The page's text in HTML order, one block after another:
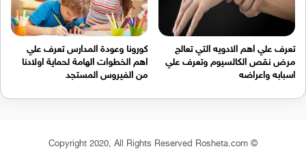
تعرف علي اهم الادويه التي تعالج
مرض نقص الكالسيوم وتعرف علي
اسبابه واعراضه
كورونا وعودة المدارس تعرف علي
اهم الخطوات الهامة لحماية اولادنا
من الفيروس المستجد
© Copyright 2020, All Rights Reserved Rosheta.com